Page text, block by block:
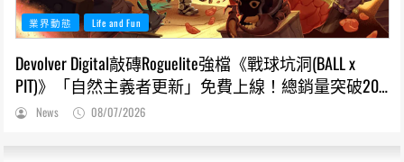
業界動態 Life and Fun
Devolver Digital敲磚Roguelite強檔《戰球坑洞(BALL x
PIT)》「自然主義者更新」免費上線！總銷量突破200
萬份，遊戲史低66折熱銷中
News 08/07/2026